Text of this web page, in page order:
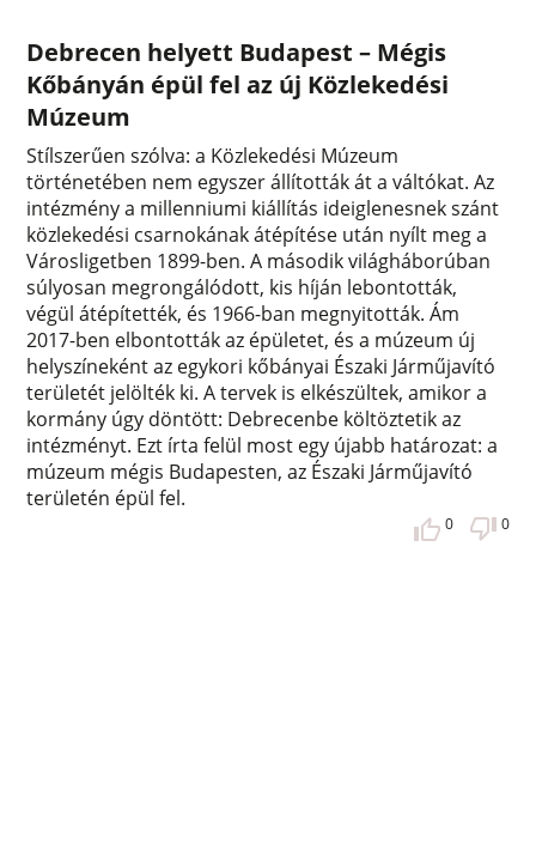
Debrecen helyett Budapest – Mégis
Kőbányán épül fel az új Közlekedési
Múzeum
Stílszerűen szólva: a Közlekedési Múzeum
történetében nem egyszer állították át a váltókat. Az
intézmény a millenniumi kiállítás ideiglenesnek szánt
közlekedési csarnokának átépítése után nyílt meg a
Városligetben 1899-ben. A második világháborúban
súlyosan megrongálódott, kis híján lebontották,
végül átépítették, és 1966-ban megnyitották. Ám
2017-ben elbontották az épületet, és a múzeum új
helyszíneként az egykori kőbányai Északi Járműjavító
területét jelölték ki. A tervek is elkészültek, amikor a
kormány úgy döntött: Debrecenbe költöztetik az
intézményt. Ezt írta felül most egy újabb határozat: a
múzeum mégis Budapesten, az Északi Járműjavító
területén épül fel.
0 0